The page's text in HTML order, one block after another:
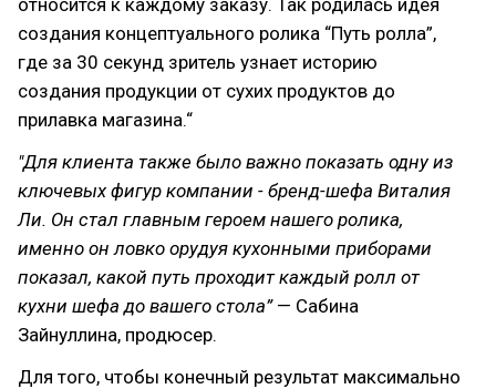
относится к каждому заказу. Так родилась идея
создания концептуального ролика “Путь ролла”,
где за 30 секунд зритель узнает историю
создания продукции от сухих продуктов до
прилавка магазина.“
"Для клиента также было важно показать одну из
ключевых фигур компании - бренд-шефа Виталия
Ли. Он стал главным героем нашего ролика,
именно он ловко орудуя кухонными приборами
показал, какой путь проходит каждый ролл от
кухни шефа до вашего стола”— Сабина
Зайнуллина, продюсер.
Для того, чтобы конечный результат максимально